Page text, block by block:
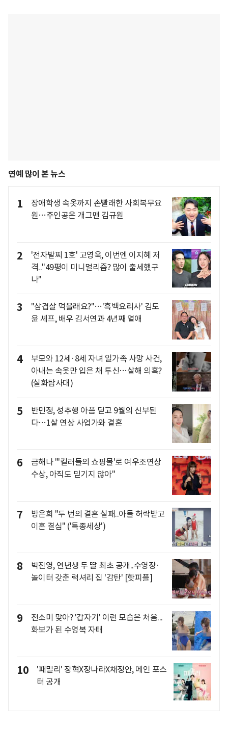
연예 많이 본 뉴스
1
장애학생 속옷까지 손빨래한 사회복무요
원…주인공은 개그맨 김규원
2
'전자발찌 1호' 고영욱, 이번엔 이지혜 저
격.."49평이 미니멀리즘? 많이 출세했구
나"
3
"삼겹살 먹을래요?"…'흑백요리사' 김도
윤 셰프, 배우 김서연과 4년째 열애
4
부모와 12세·8세 자녀 일가족 사망 사건,
아내는 속옷만 입은 채 투신…살해 의혹?
(실화탐사대)
5
반민정, 성추행 아픔 딛고 9월의 신부된
다…1살 연상 사업가와 결혼
6
금해나 "'킬러들의 쇼핑몰'로 여우조연상
수상, 아직도 믿기지 않아"
7
방은희 "두 번의 결혼 실패..아들 허락받고
이혼 결심" ('특종세상')
8
박진영, 연년생 두 딸 최초 공개..수영장·
놀이터 갖춘 럭셔리 집 '감탄' [핫피플]
9
전소미 맞아? '갑자기' 이런 모습은 처음...
화보가 된 수영복 자태
10
'패밀리' 장혁X장나라X채정안, 메인 포스
터 공개